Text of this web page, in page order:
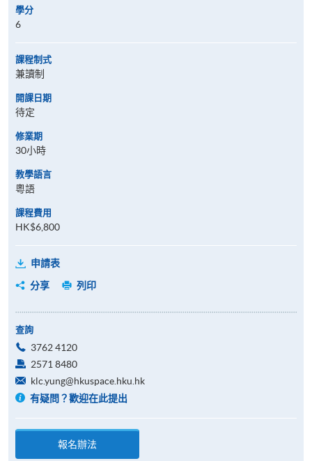
學分
6
課程制式
兼讀制
開課日期
待定
修業期
30小時
教學語言
粵語
課程費用
HK$6,800
申請表
分享
列印
查詢
3762 4120
2571 8480
klc.yung@hkuspace.hku.hk
有疑問？歡迎在此提出
報名辦法